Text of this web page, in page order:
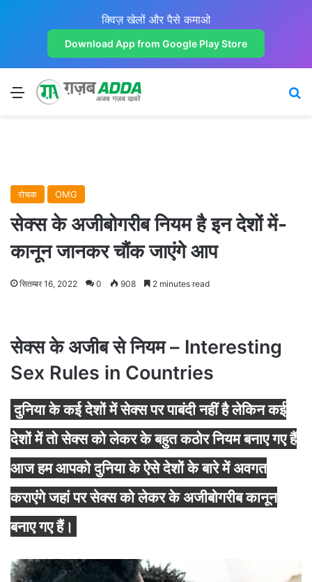
क्विज़ खेलों और पैसे कमाओ
Download App from Google Play Store
Menu
रोचक OMG
सेक्स के अजीबोगरीब नियम है इन देशों में-
कानून जानकर चौंक जाएंगे आप
सितम्बर 16, 2022 0 908 2 minutes read
सेक्स के अजीब से नियम – Interesting
Sex Rules in Countries
दुनिया के कई देशों में सेक्स पर पाबंदी नहीं है लेकिन कई
देशों में तो सेक्स को लेकर के बहुत कठोर नियम बनाए गए हैं
आज हम आपको दुनिया के ऐसे देशों के बारे में अवगत
कराएंगे जहां पर सेक्स को लेकर के अजीबोगरीब कानून
बनाए गए हैं।